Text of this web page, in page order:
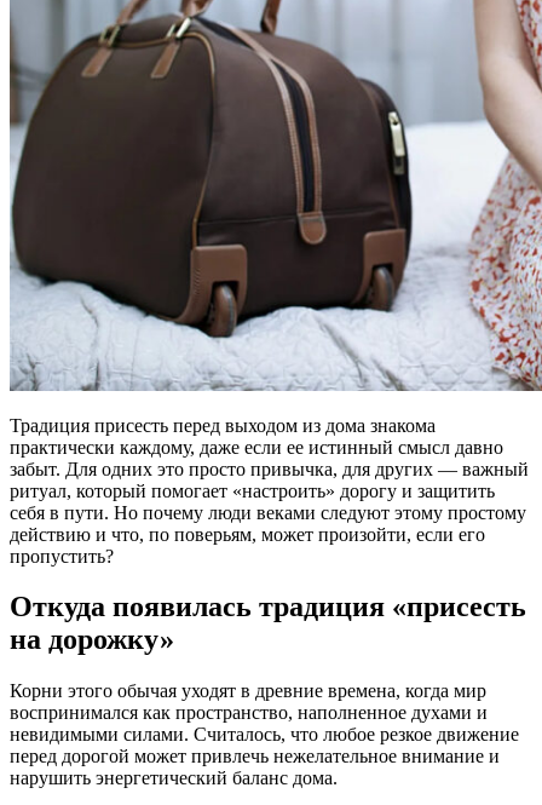
Традиция присесть перед выходом из дома знакома
практически каждому, даже если ее истинный смысл давно
забыт. Для одних это просто привычка, для других — важный
ритуал, который помогает «настроить» дорогу и защитить
себя в пути. Но почему люди веками следуют этому простому
действию и что, по поверьям, может произойти, если его
пропустить?
Откуда появилась традиция «присесть
на дорожку»
Корни этого обычая уходят в древние времена, когда мир
воспринимался как пространство, наполненное духами и
невидимыми силами. Считалось, что любое резкое движение
перед дорогой может привлечь нежелательное внимание и
нарушить энергетический баланс дома.